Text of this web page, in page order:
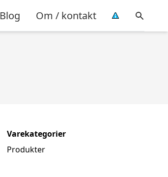
Blog Om / kontakt
Varekategorier
Produkter